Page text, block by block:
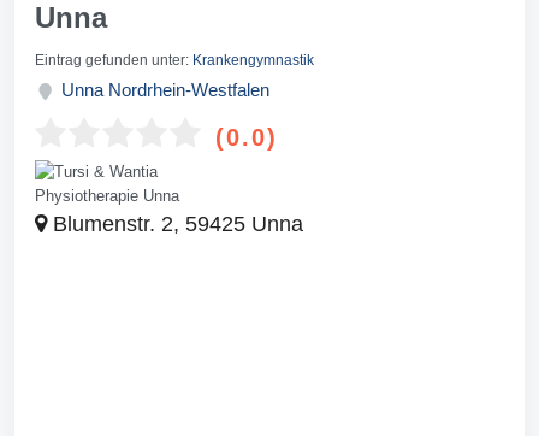
Unna
Eintrag gefunden unter: Krankengymnastik
Unna Nordrhein-Westfalen
(0.0)
Blumenstr. 2, 59425 Unna